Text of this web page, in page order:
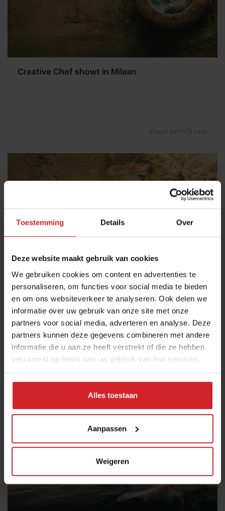
Toestemming Details Over
Deze website maakt gebruik van cookies
We gebruiken cookies om content en advertenties te
personaliseren, om functies voor social media te bieden
en om ons websiteverkeer te analyseren. Ook delen we
informatie over uw gebruik van onze site met onze
partners voor social media, adverteren en analyse. Deze
partners kunnen deze gegevens combineren met andere
informatie die u aan ze heeft verstrekt of die ze hebben
verzameld op basis van uw gebruik van hun services.
Alles toestaan
Aanpassen
Weigeren
Creative Chef showt in Milaan
21 april 2017 1 min
Bugs over beef
19 april 2017| 1 min